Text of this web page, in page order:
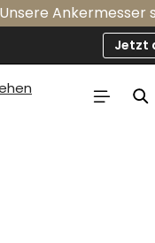
Ankermesser
Jetzt